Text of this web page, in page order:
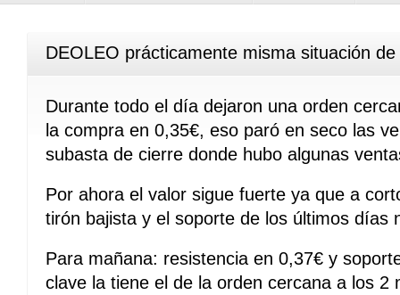
DEOLEO prácticamente misma situación
Durante todo el día dejaron una orden
la compra en 0,35€, eso paró en seco las
subasta de cierre donde hubo algunas
Por ahora el valor sigue fuerte ya que a
tirón bajista y el soporte de los últimos días
Para mañana: resistencia en 0,37€ y
clave la tiene el de la orden cercana a los 2